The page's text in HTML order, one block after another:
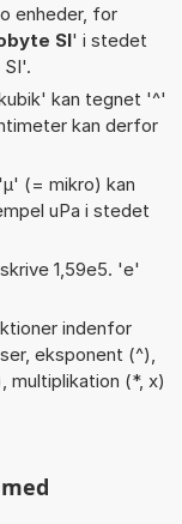
enheder, for
SI' i stedet
kan tegnet '^'
kan derfor
(= mikro) kan
uPa i stedet
1,59e5. 'e'
indenfor
eksponent (^),
multiplikation (*, x)